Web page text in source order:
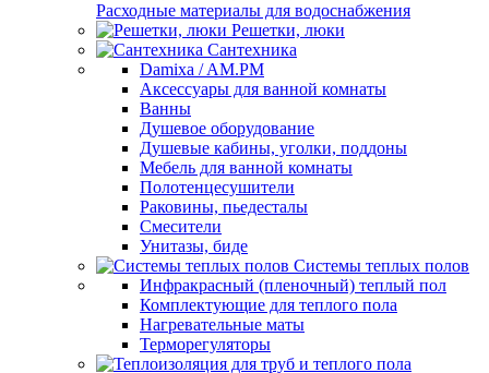
Расходные материалы для водоснабжения
Решетки, люки
Сантехника
Damixa / AM.PM
Аксессуары для ванной комнаты
Ванны
Душевое оборудование
Душевые кабины, уголки, поддоны
Мебель для ванной комнаты
Полотенцесушители
Раковины, пьедесталы
Смесители
Унитазы, биде
Системы теплых полов
Инфракрасный (пленочный) теплый пол
Комплектующие для теплого пола
Нагревательные маты
Терморегуляторы